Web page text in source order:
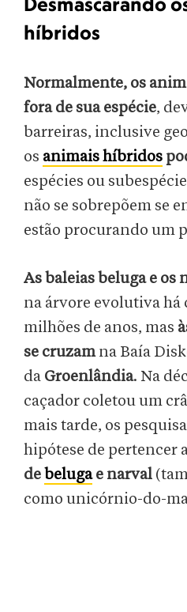
híbridos
Normalmente, os
fora de sua espécie,
barreiras, inclusive
os animais híbridos
espécies ou
não se sobrepõem se
estão procurando um
As baleias beluga e os
na árvore evolutiva há
milhões de anos, mas
se cruzamna Baía
da Groenlândia. Na
caçador coletou um
mais tarde, os
hipótese de pertencer
de belugae narval
como unicórnio-do-